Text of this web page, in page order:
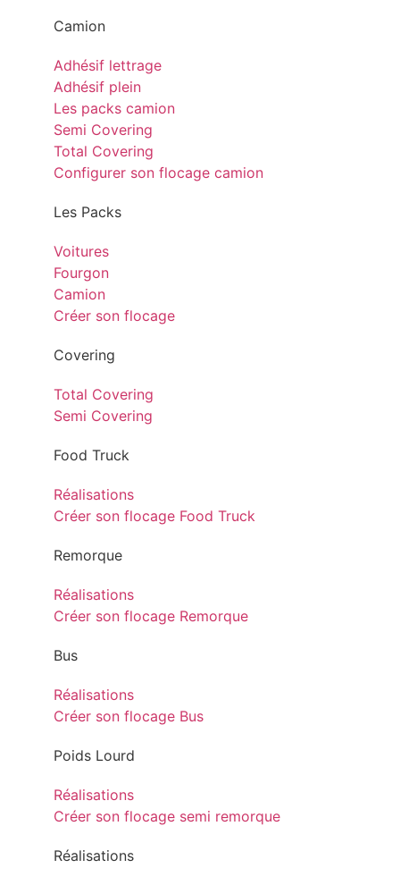
Camion
Adhésif lettrage
Adhésif plein
Les packs camion
Semi Covering
Total Covering
Configurer son flocage camion
Les Packs
Voitures
Fourgon
Camion
Créer son flocage
Covering
Total Covering
Semi Covering
Food Truck
Réalisations
Créer son flocage Food Truck
Remorque
Réalisations
Créer son flocage Remorque
Bus
Réalisations
Créer son flocage Bus
Poids Lourd
Réalisations
Créer son flocage semi remorque
Réalisations